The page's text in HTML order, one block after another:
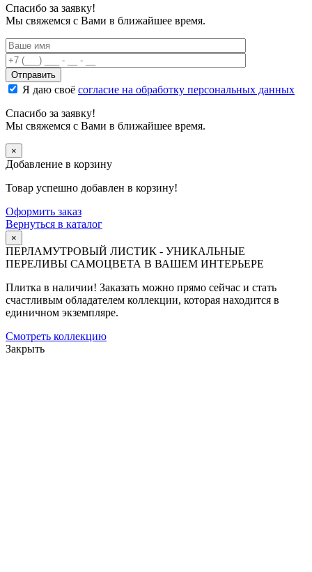
Спасибо за заявку!
Мы свяжемся с Вами в ближайшее время.
Я даю своё согласие на обработку персональных данных
Спасибо за заявку!
Мы свяжемся с Вами в ближайшее время.
×
Добавление в корзину
Товар успешно добавлен в корзину!
Оформить заказ
Вернуться в каталог
×
ПЕРЛАМУТРОВЫЙ ЛИСТИК - УНИКАЛЬНЫЕ
ПЕРЕЛИВЫ САМОЦВЕТА В ВАШЕМ ИНТЕРЬЕРЕ
Плитка в наличии! Заказать можно прямо сейчас и стать
счастливым обладателем коллекции, которая находится в
единичном экземпляре.
Смотреть коллекцию
Закрыть